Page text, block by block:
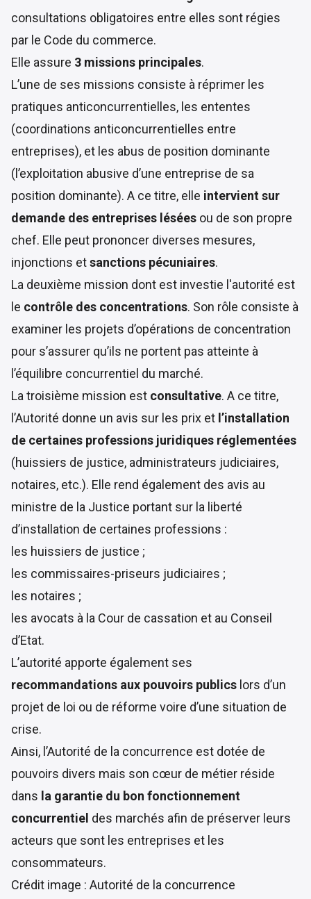
consultations obligatoires entre elles sont régies
par le Code du commerce.
Elle assure 3 missions principales.
L’une de ses missions consiste à réprimer les
pratiques anticoncurrentielles, les ententes
(coordinations anticoncurrentielles entre
entreprises), et les abus de position dominante
(l’exploitation abusive d’une entreprise de sa
position dominante). A ce titre, elle intervient sur
demande des entreprises lésées ou de son propre
chef. Elle peut prononcer diverses mesures,
injonctions etsanctions pécuniaires.
La deuxième mission dont est investie l'autorité est
le contrôle des concentrations. Son rôle consiste à
examiner les projets d’opérations de concentration
pour s’assurer qu’ils ne portent pas atteinte à
l’équilibre concurrentiel du marché.
La troisième mission est consultative. A ce titre,
l’Autorité donne un avis sur les prix et l’installation
de certaines professions juridiques réglementées
(huissiers de justice, administrateurs judiciaires,
notaires, etc.). Elle rend également des avis au
ministre de la Justice portant sur la liberté
d’installation de certaines professions :
les huissiers de justice ;
les commissaires-priseurs judiciaires ;
les notaires ;
les avocats à la Cour de cassation et au Conseil
d’Etat.
L’autorité apporte également ses
recommandations aux pouvoirs publics lors d’un
projet de loi ou de réforme voire d’une situation de
crise.
Ainsi, l’Autorité de la concurrence est dotée de
pouvoirs divers mais son cœur de métier réside
dans la garantie du bon fonctionnement
concurrentiel des marchés afin de préserver leurs
acteurs que sont les entreprises et les
consommateurs.
Crédit image : Autorité de la concurrence